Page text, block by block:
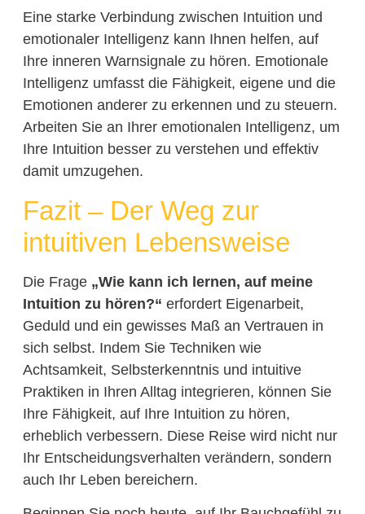
Eine starke Verbindung zwischen Intuition und
emotionaler Intelligenz kann Ihnen helfen, auf
Ihre inneren Warnsignale zu hören. Emotionale
Intelligenz umfasst die Fähigkeit, eigene und die
Emotionen anderer zu erkennen und zu steuern.
Arbeiten Sie an Ihrer emotionalen Intelligenz, um
Ihre Intuition besser zu verstehen und effektiv
damit umzugehen.
Fazit – Der Weg zur
intuitiven Lebensweise
Die Frage „Wie kann ich lernen, auf meine
Intuition zu hören?“ erfordert Eigenarbeit,
Geduld und ein gewisses Maß an Vertrauen in
sich selbst. Indem Sie Techniken wie
Achtsamkeit, Selbsterkenntnis und intuitive
Praktiken in Ihren Alltag integrieren, können Sie
Ihre Fähigkeit, auf Ihre Intuition zu hören,
erheblich verbessern. Diese Reise wird nicht nur
Ihr Entscheidungsverhalten verändern, sondern
auch Ihr Leben bereichern.